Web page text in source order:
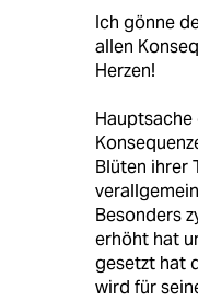
Ich gönne
allen
Herzen!
Hauptsache
Blüten ihrer
Besonders
erhöht hat
gesetzt hat
wird für